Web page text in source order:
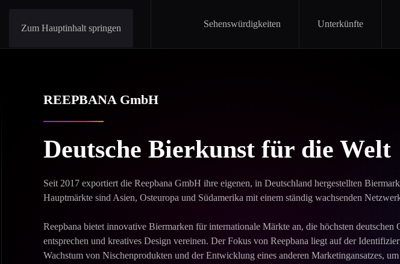
Zum Hauptinhalt springen Sehenswürdigkeiten Unterkünfte
REEPBANA GmbH
Deutsche Bierkunst für die Welt
Seit 2017 exportiert die Reepbana GmbH ihre eigenen, in Deutschland hergestellten
Hauptmärkte sind Asien, Osteuropa und Südamerika mit einem ständig wachsenden
Reepbana bietet innovative Biermarken für internationale Märkte an, die höchsten deutschen
entsprechen und kreatives Design vereinen. Der Fokus von Reepbana liegt auf der
Wachstum von Nischenprodukten und der Entwicklung eines anderen Marketingansatzes,